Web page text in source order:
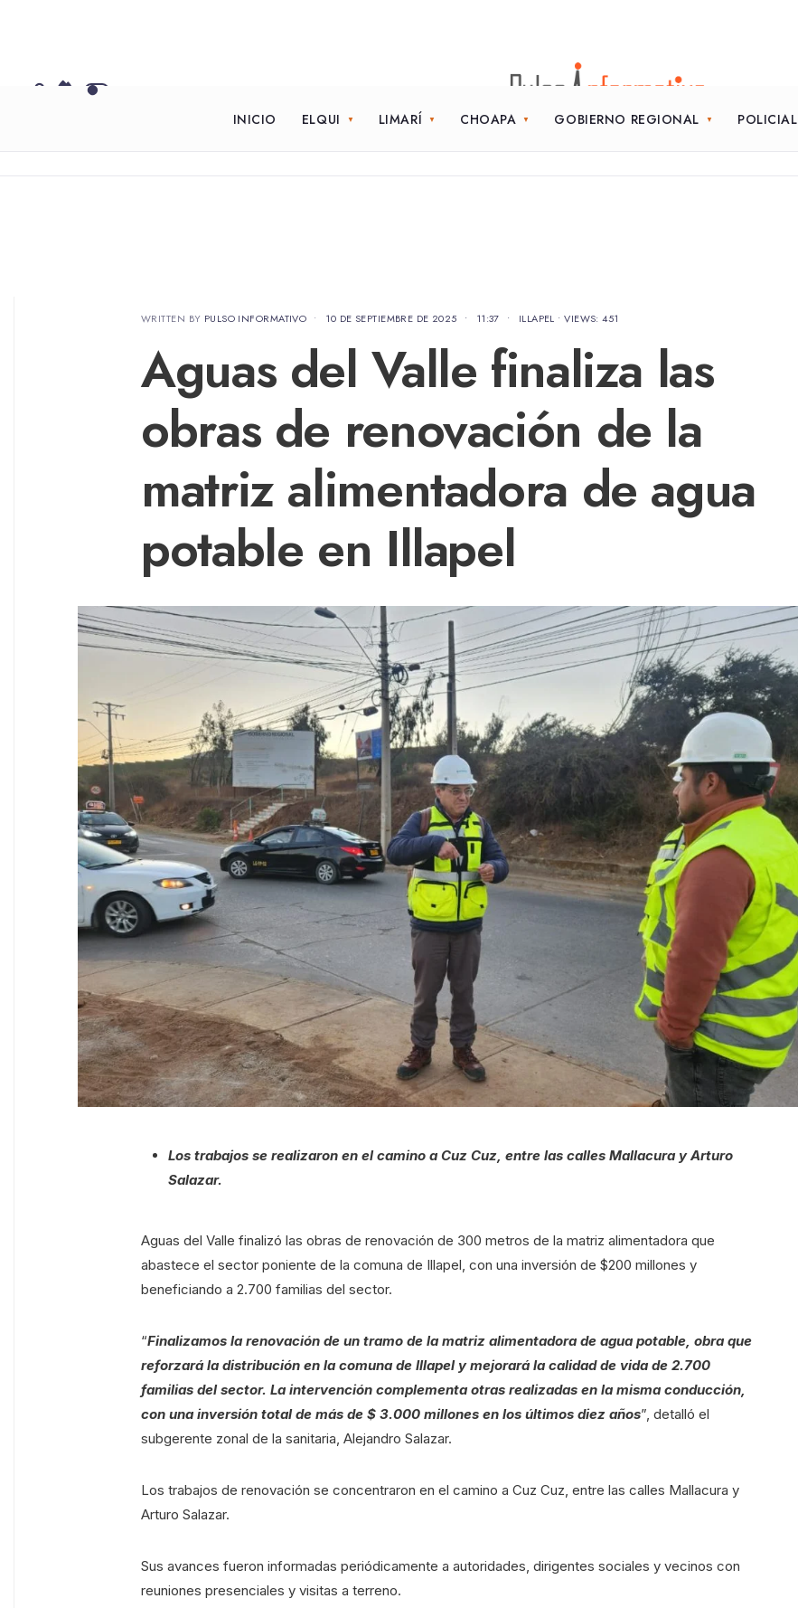
INICIO ELQUI LIMARÍ CHOAPA GOBIERNO REGIONAL POLICIAL
WRITTEN BY PULSO INFORMATIVO • 10 DE SEPTIEMBRE DE 2025 • 11:37 • ILLAPEL •VIEWS: 451
Aguas del Valle finaliza las
obras de renovación de la
matriz alimentadora de agua
potable en Illapel
Los trabajos se realizaron en el camino a Cuz Cuz, entre las calles Mallacura y Arturo
Salazar.
Aguas del Valle finalizó las obras de renovación de 300 metros de la matriz alimentadora que
abastece el sector poniente de la comuna de Illapel, con una inversión de $200 millones y
beneficiando a 2.700 familias del sector.
“Finalizamos la renovación de un tramo de la matriz alimentadora de agua potable, obra que
reforzará la distribución en la comuna de Illapel y mejorará la calidad de vida de 2.700
familias del sector. La intervención complementa otras realizadas en la misma conducción,
con una inversión total de más de $ 3.000 millones en los últimos diez años”, detalló el
subgerente zonal de la sanitaria, Alejandro Salazar.
Los trabajos de renovación se concentraron en el camino a Cuz Cuz, entre las calles Mallacura y
Arturo Salazar.
Sus avances fueron informadas periódicamente a autoridades, dirigentes sociales y vecinos con
reuniones presenciales y visitas a terreno.